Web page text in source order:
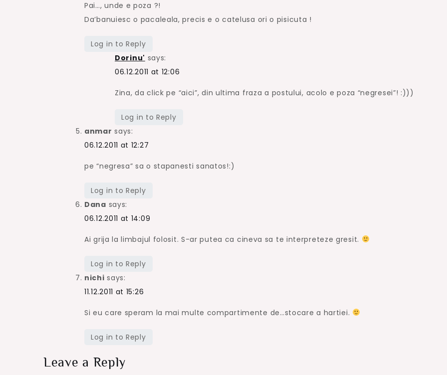
Pai…, unde e poza ?!
Da’banuiesc o pacaleala, precis e o catelusa ori o pisicuta !
Log in to Reply
Dorinu' says:
06.12.2011 at 12:06
Zina, da click pe “aici”, din ultima fraza a postului, acolo e poza “negresei”! :)))
Log in to Reply
anmar says:
06.12.2011 at 12:27
pe “negresa” sa o stapanesti sanatos!:)
Log in to Reply
Dana says:
06.12.2011 at 14:09
Ai grija la limbajul folosit. S-ar putea ca cineva sa te interpreteze gresit.
Log in to Reply
nichi says:
11.12.2011 at 15:26
Si eu care speram la mai multe compartimente de…stocare a hartiei.
Log in to Reply
Leave a Reply